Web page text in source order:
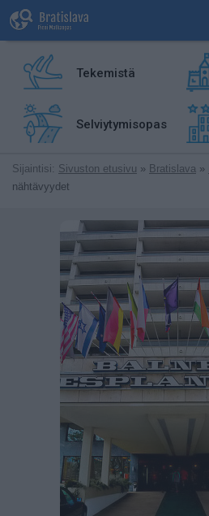
Tekemistä
Selviytymisopas
Sijaintisi: Sivuston etusivu » Bratislava »
nähtävyydet